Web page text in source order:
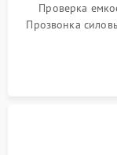
Проверка
Прозвонка
переключения и